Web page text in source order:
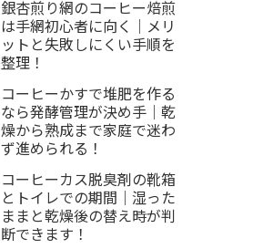
銀杏煎り網のコーヒー焙煎
は手網初心者に向く｜メリ
ットと失敗しにくい手順を
整理！
コーヒーかすで堆肥を作る
なら発酵管理が決め手｜乾
燥から熟成まで家庭で迷わ
ず進められる！
コーヒーカス脱臭剤の靴箱
とトイレでの期間｜湿った
ままと乾燥後の替え時が判
断できます！